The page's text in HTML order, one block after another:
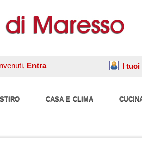
STIRO CASA E CLIMA
I tuoi
Entra